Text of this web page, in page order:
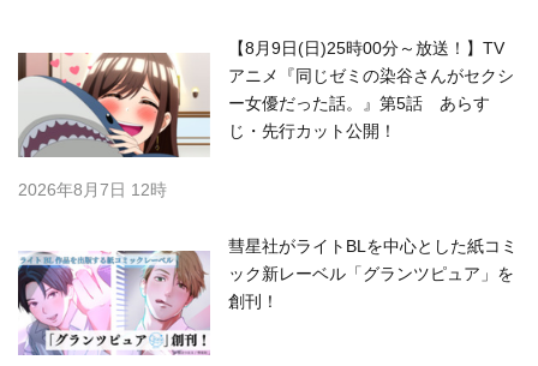
【8月9日(日)25時00分～放送！】TV
アニメ『同じゼミの染谷さんがセクシ
ー女優だった話。』第5話 あらす
じ・先行カット公開！
2026年8月7日 12時
彗星社がライトBLを中心とした紙コミ
ック新レーベル「グランツピュア」を
創刊！